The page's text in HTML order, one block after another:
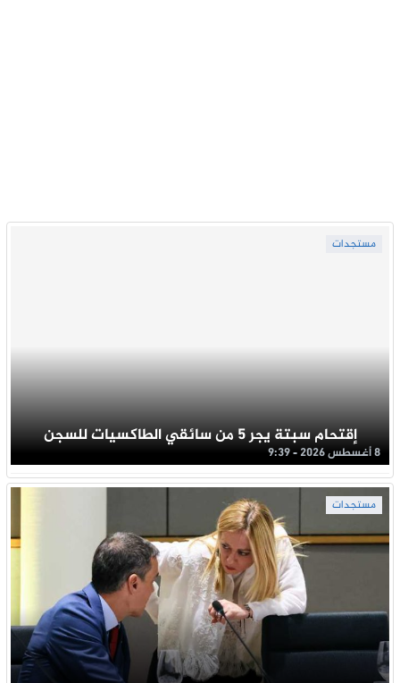
مستجدات
إقتحام سبتة يجر 5 من سائقي الطاكسيات للسجن
8 أغسطس 2026 - 9:39
مستجدات